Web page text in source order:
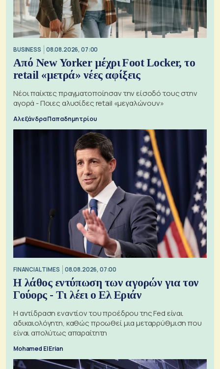
BUSINESS 08.08.2026, 07:00
Από New Yorker μέχρι Foot Locker, το
retail «μετρά» νέες αφίξεις
Νέοι παίκτες πραγματοποίησαν την είσοδό τους στην
αγορά - Ποιες αλυσίδες retail «μεγαλώνουν»
Αλεξάνδρα Παπαδημητρίου
FINANCIAL TIMES 08.08.2026, 07:00
Η λάθος εντύπωση των αγορών για τον
Γούορς - Τι λέει ο Ελ Εριάν
Η αντίδραση εναντίον του προέδρου της Fed είναι
αδικαιολόγητη, καθώς προωθεί μια μεταρρύθμιση που
είναι απολύτως απαραίτητη
Mohamed El Erian